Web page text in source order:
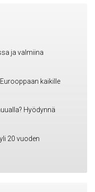
ja valmiina
kaikille
Hyödynnä
20 vuoden